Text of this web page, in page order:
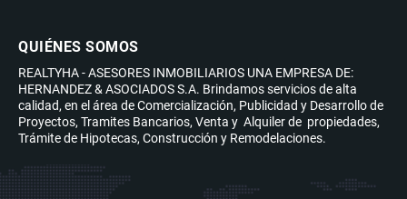
QUIÉNES SOMOS
REALTYHA - ASESORES INMOBILIARIOS UNA EMPRESA DE:
HERNANDEZ & ASOCIADOS S.A. Brindamos servicios de alta
calidad, en el área de Comercialización, Publicidad y Desarrollo de
Proyectos, Tramites Bancarios, Venta y Alquiler de propiedades,
Trámite de Hipotecas, Construcción y Remodelaciones.